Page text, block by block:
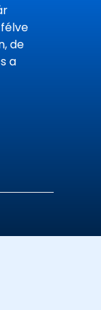
de
a